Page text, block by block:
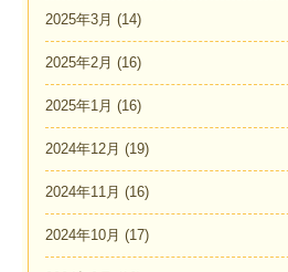
2025年3月 (14)
2025年2月 (16)
2025年1月 (16)
2024年12月 (19)
2024年11月 (16)
2024年10月 (17)